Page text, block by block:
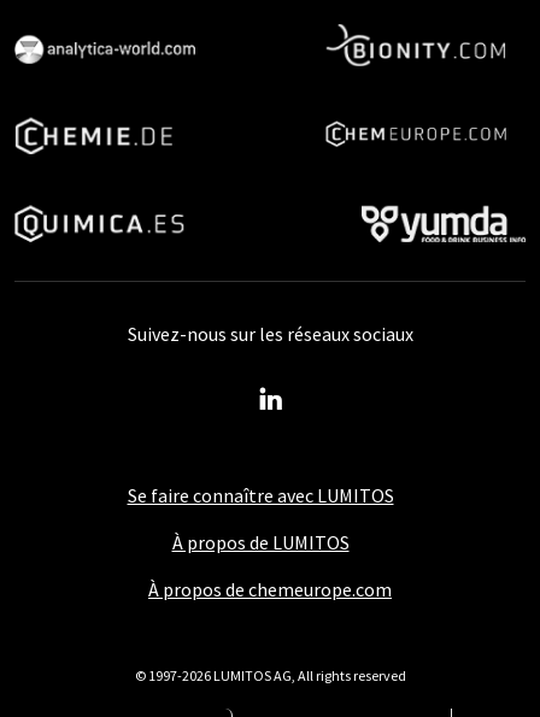
Se faire connaître avec LUMITOS
À propos de LUMITOS
À propos de chemeurope.com
Suivez-nous sur les réseaux sociaux
© 1997-2026 LUMITOS AG, All rights reserved